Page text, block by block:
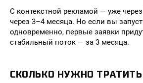
С контекстной рекламой — уже
через 3–4 месяца. Но если вы
одновременно, первые заявки
стабильный поток — за 3 месяца.
СКОЛЬКО НУЖНО